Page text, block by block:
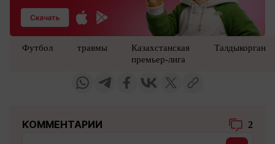
Футбол травмы
Казахстанская
премьер-лига
Талдыкорган
КОММЕНТАРИИ 2